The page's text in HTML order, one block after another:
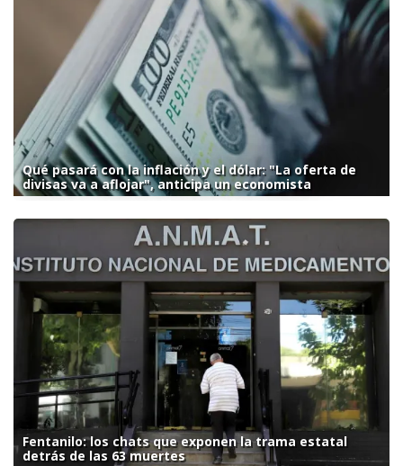
Qué pasará con la inflación y el dólar: "La oferta de
divisas va a aflojar", anticipa un economista
Fentanilo: los chats que exponen la trama estatal
detrás de las 63 muertes